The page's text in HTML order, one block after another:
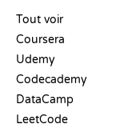
Tout voir
Coursera
Udemy
Codecademy
DataCamp
LeetCode